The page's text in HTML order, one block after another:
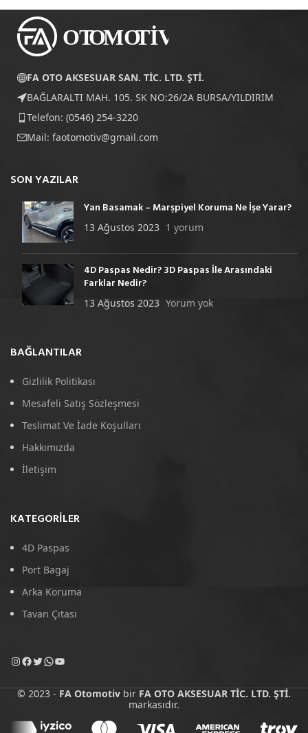
FA OTO AKSESUAR SAN. TİC. LTD. ŞTİ.
BAĞLARALTI MAH. 105. SK NO:26/2A BURSA/YILDIRIM
Telefon: (0546) 254-3220
Mail: faotomotiv@gmail.com
SON YAZILAR
Yan Basamak – Marşpiyel Koruma Ne İşe Yarar?
13 Ağustos 2023 1 yorum
4D Paspas Nedir? 3D Paspas İle Arasındaki
Farklar Nedir?
13 Ağustos 2023 Yorum yok
BAĞLANTILAR
Gizlilik Politikası
Mesafeli Satış Sözleşmesi
Teslimat Ve İade Koşulları
Hakkımızda
İletişim
KATEGORILER
4D Paspas
Port Bagaj
Arka Koruma
Tavan Çıtası
© 2023 - FA Otomotiv bir FA OTO AKSESUAR TİC. LTD. ŞTİ.
markasıdır.